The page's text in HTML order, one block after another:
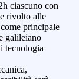
ciascuno con
rivolto alle
principale
galileiano
tecnologia